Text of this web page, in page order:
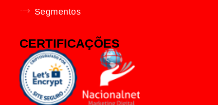
Segmentos
CERTIFICAÇÕES